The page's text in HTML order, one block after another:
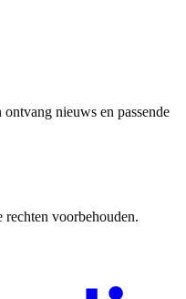
nieuws en passende
rechten voorbehouden.